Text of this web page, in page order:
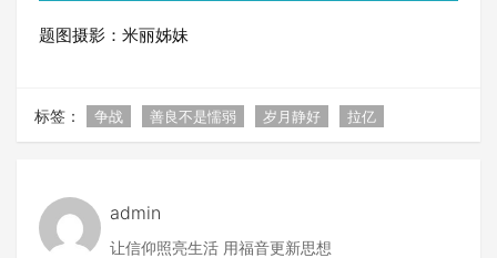
题图摄影：米丽姊妹
标签： 争战 善良不是懦弱 岁月静好 拉亿
admin
让信仰照亮生活 用福音更新思想